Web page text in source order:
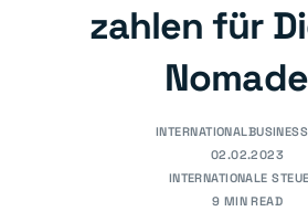
zahlen für
02.02.2023
INTERNATIONALE
9 MIN READ